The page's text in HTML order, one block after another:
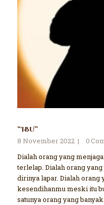
“IBU”
8 November 2022
0
Dialah orang yang
terlelap. Dialah orang
dirinya lapar. Dialah orang
kesendihanmu meski itu
satunya orang yang